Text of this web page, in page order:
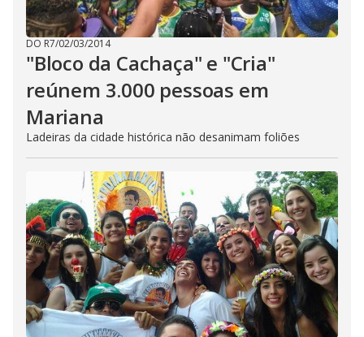
DO R7/02/03/2014
"Bloco da Cachaça" e "Cria"
reúnem 3.000 pessoas em
Mariana
Ladeiras da cidade histórica não desanimam foliões